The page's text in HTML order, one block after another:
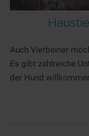
Auch Vierbeiner
Es gibt zahlreiche
der Hund